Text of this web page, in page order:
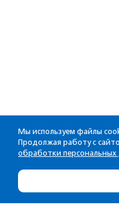
Мы используем файлы
Продолжая работу с
обработки